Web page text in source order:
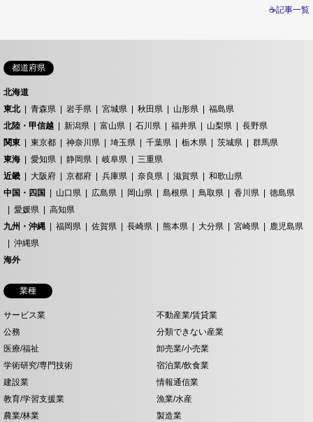
☕記事一覧
都道府県
北海道
東北
青森県 岩手県 宮城県 秋田県 山形県
福島県
北陸・甲信越
新潟県 富山県 石川県 福井県 山梨県
長野県
関東
東京都 神奈川県 埼玉県 千葉県 栃木県 茨城県
群馬県
東海
愛知県 静岡県 岐阜県
三重県
近畿
大阪府 京都府 兵庫県 奈良県 滋賀県
和歌山県
中国・四国
山口県 広島県 岡山県 島根県 鳥取県 香川県
徳島県
愛媛県
高知県
九州・沖縄
福岡県 佐賀県 長崎県 熊本県 大分県 宮崎県
鹿児島県
沖縄県
海外
業種
サービス業
不動産業/賃貸業
公務
分類できない産業
医療/福祉
卸売業/小売業
学術研究/専門技術
宿泊業/飲食業
建設業
情報通信業
教育/学習支援業
漁業/水産
農業/林業
製造業